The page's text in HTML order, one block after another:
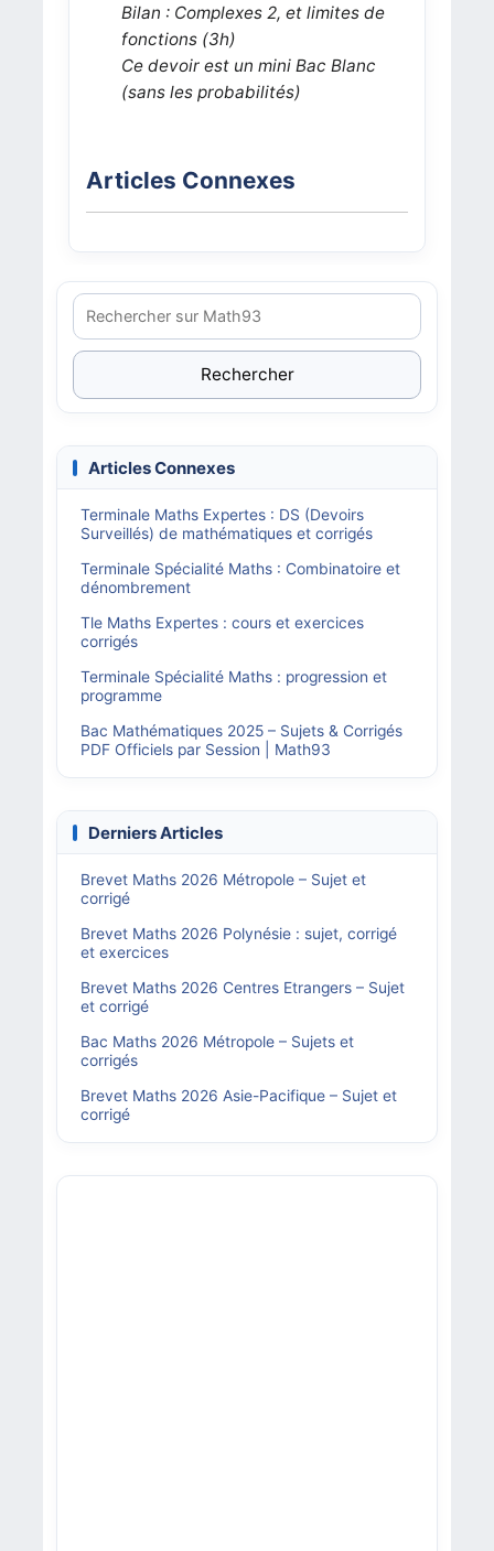
Bilan : Complexes 2, et limites de
fonctions (3h)
Ce devoir est un mini Bac Blanc
(sans les probabilités)
Articles Connexes
Rechercher
Articles Connexes
Terminale Maths Expertes : DS (Devoirs
Surveillés) de mathématiques et corrigés
Terminale Spécialité Maths : Combinatoire et
dénombrement
Tle Maths Expertes : cours et exercices
corrigés
Terminale Spécialité Maths : progression et
programme
Bac Mathématiques 2025 – Sujets & Corrigés
PDF Officiels par Session | Math93
Derniers Articles
Brevet Maths 2026 Métropole – Sujet et
corrigé
Brevet Maths 2026 Polynésie : sujet, corrigé
et exercices
Brevet Maths 2026 Centres Etrangers – Sujet
et corrigé
Bac Maths 2026 Métropole – Sujets et
corrigés
Brevet Maths 2026 Asie-Pacifique – Sujet et
corrigé